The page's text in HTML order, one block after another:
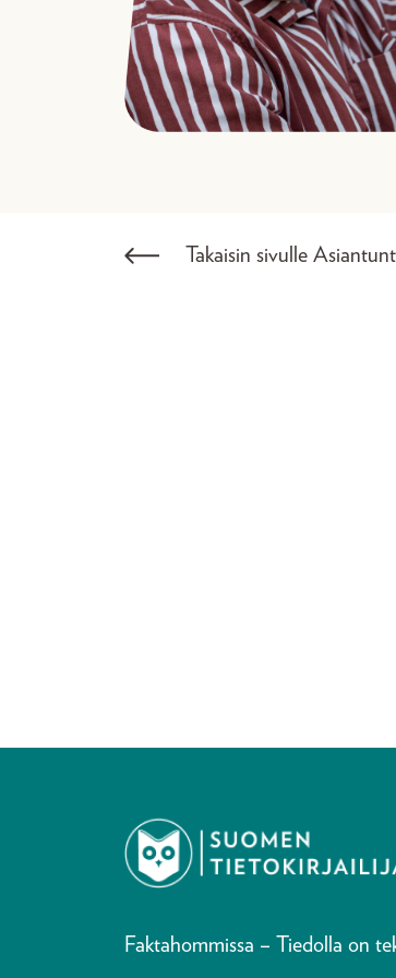
Takaisin sivulle
Faktahommissa – Tiedolla on